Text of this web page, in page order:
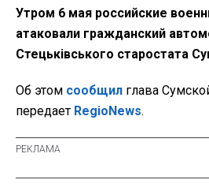
Утром 6 мая российские
атаковали гражданский
Стецьківського старостата
Об этом сообщил глава
передает RegioNews.